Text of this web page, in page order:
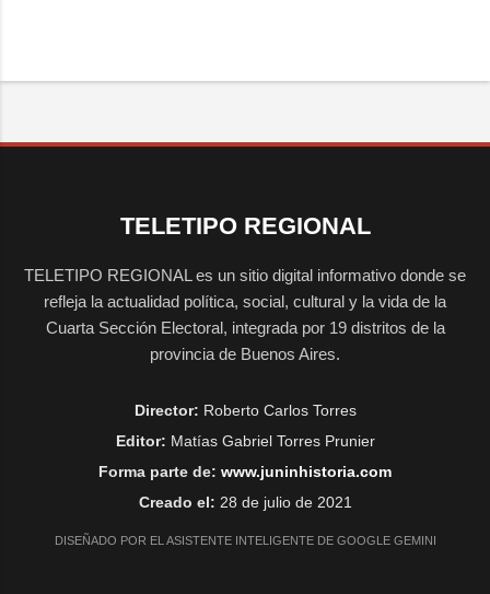
TELETIPO REGIONAL
TELETIPO REGIONAL es un sitio digital informativo donde se
refleja la actualidad política, social, cultural y la vida de la
Cuarta Sección Electoral, integrada por 19 distritos de la
provincia de Buenos Aires.
Director: Roberto Carlos Torres
Editor: Matías Gabriel Torres Prunier
Forma parte de: www.juninhistoria.com
Creado el: 28 de julio de 2021
DISEÑADO POR EL ASISTENTE INTELIGENTE DE GOOGLE GEMINI